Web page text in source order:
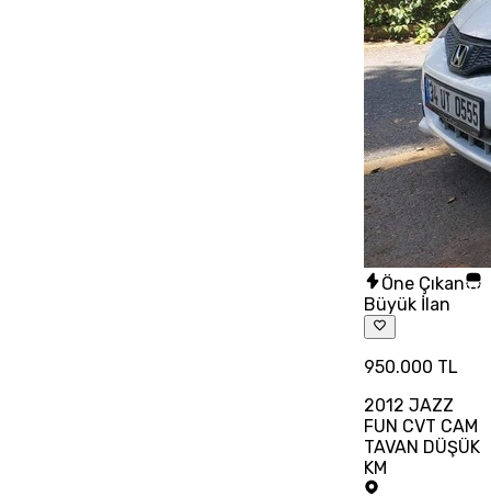
Öne Çıkan
Büyük İlan
950.000 TL
2012 JAZZ
FUN CVT CAM
TAVAN DÜŞÜK
KM